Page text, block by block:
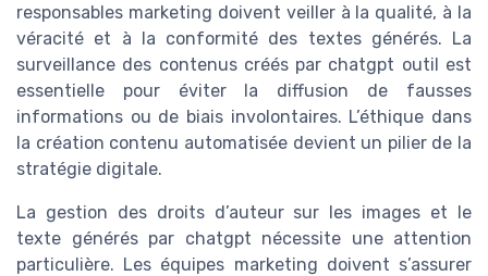
responsables marketing doivent veiller à la qualité, à la
véracité et à la conformité des textes générés. La
surveillance des contenus créés par chatgpt outil est
essentielle pour éviter la diffusion de fausses
informations ou de biais involontaires. L’éthique dans
la création contenu automatisée devient un pilier de la
stratégie digitale.
La gestion des droits d’auteur sur les images et le
texte générés par chatgpt nécessite une attention
particulière. Les équipes marketing doivent s’assurer